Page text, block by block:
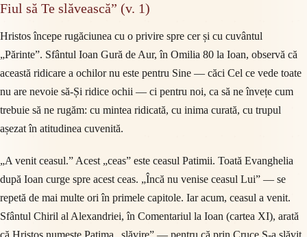
Fiul să Te slăvească” (v. 1)
Hristos începe rugăciunea cu o privire spre cer și cu cuvântul
„Părinte”. Sfântul Ioan Gură de Aur, în Omilia 80 la Ioan, observă că
această ridicare a ochilor nu este pentru Sine — căci Cel ce vede toate
nu are nevoie să-Și ridice ochii — ci pentru noi, ca să ne învețe cum
trebuie să ne rugăm: cu mintea ridicată, cu inima curată, cu trupul
așezat în atitudinea cuvenită.
„A venit ceasul.” Acest „ceas” este ceasul Patimii. Toată Evanghelia
după Ioan curge spre acest ceas. „Încă nu venise ceasul Lui” — se
repetă de mai multe ori în primele capitole. Iar acum, ceasul a venit.
Sfântul Chiril al Alexandriei, în Comentariul la Ioan (cartea XI), arată